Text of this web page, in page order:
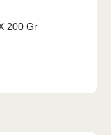
200 Gr